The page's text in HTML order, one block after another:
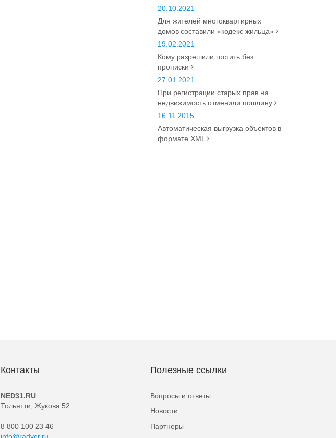
20.10.2021
Для жителей многоквартирных
домов составили «кодекс жильца»
19.02.2021
Кому разрешили гостить без
прописки
27.01.2021
При регистрации старых прав на
недвижимость отменили пошлину
16.11.2015
Автоматическая выгрузка объектов в
формате XML
Контакты
NED31.RU
Тольятти, Жукова 52
8 800 100 23 46
Полезные ссылки
Вопросы и ответы
Новости
Партнеры